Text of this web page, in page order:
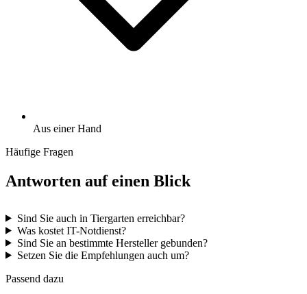
Aus einer Hand
Häufige Fragen
Antworten auf einen Blick
Sind Sie auch in Tiergarten erreichbar?
Was kostet IT-Notdienst?
Sind Sie an bestimmte Hersteller gebunden?
Setzen Sie die Empfehlungen auch um?
Passend dazu